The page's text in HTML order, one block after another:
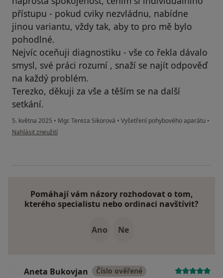
přístupu - pokud cviky nezvládnu, nabídne
jinou variantu, vždy tak, aby to pro mě bylo
pohodlné.
Nejvíc oceňuji diagnostiku - vše co řekla dávalo
smysl, své práci rozumí , snaží se najít odpověď
na každý problém.
Terezko, děkuji za vše a těším se na další
setkání.
5. května 2025 • Mgr. Tereza Sikorová • Vyšetření pohybového aparátu •
podle názoru uživatele Petra L.
Nahlásit zneužití
Pomáhají vám názory rozhodovat o tom,
kterého specialistu nebo ordinaci navštívit?
Ano Ne
Aneta Bukovjan Číslo ověřené